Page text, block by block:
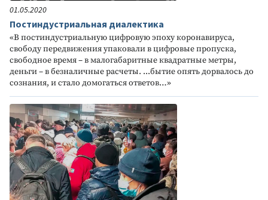
01.05.2020
Постиндустриальная диалектика
«В постиндустриальную цифровую эпоху коронавируса,
свободу передвижения упаковали в цифровые пропуска,
свободное время – в малогабаритные квадратные метры,
деньги – в безналичные расчеты. ...бытие опять дорвалось до
сознания, и стало домогаться ответов…»